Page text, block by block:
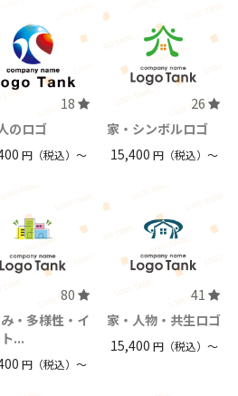
18
のロゴ
円（税込）〜
26
家・シンボルロゴ
15,400 円（税込）〜
80
・多様性・イ
...
円（税込）〜
41
家・人物・共生ロゴ
15,400 円（税込）〜